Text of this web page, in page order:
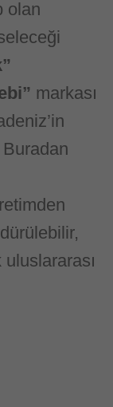
olan
markası
Buradan